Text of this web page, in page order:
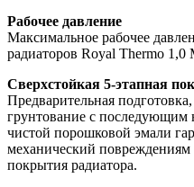
Рабочее давление
Максимальное рабочее
радиаторов Royal Thermo
Сверхстойкая 5-этапная
Предварительная
грунтование с последующим
чистой порошковой эмали
механический повреждениям
покрытия радиатора.